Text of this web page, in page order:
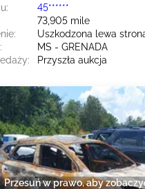
45******
73,905 mile
Uszkodzona lewa
MS - GRENADA
Przyszła aukcja
Przesuń w prawo, aby